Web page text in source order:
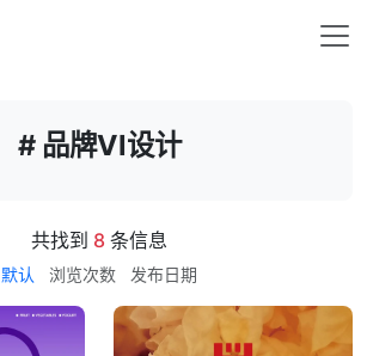
# 品牌VI设计
共找到 8 条信息
默认 浏览次数 发布日期